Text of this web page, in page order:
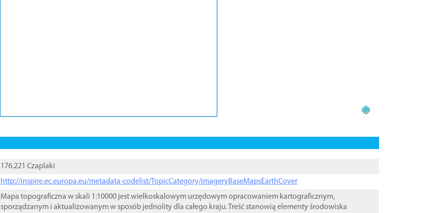
176.221 Czaplaki
http://inspire.ec.europa.eu/metadata-codelist/TopicCategory/imageryBaseMapsEarthCover
Mapa topograficzna w skali 1:10000 jest wielkoskalowym urzędowym opracowaniem kartograficznym,
sporządzanym i aktualizowanym w sposób jednolity dla całego kraju. Treść stanowią elementy środowiska